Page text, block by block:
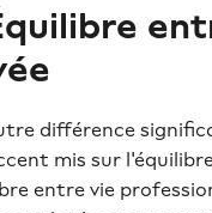
différence
mis sur
entre vie